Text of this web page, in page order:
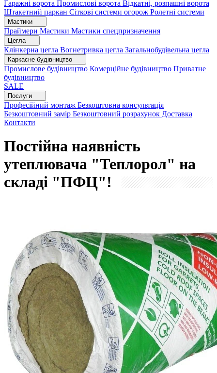
Гаражні ворота Промислові ворота Відкатні, розпашні ворота
Штакетний паркан Сіткові системи огорож Ролетні системи
Мастики
Праймери Мастики Мастики спецпризначення
Цегла
Клінкерна цегла Вогнетривка цегла Загальнобудівельна цегла
Каркасне будівництво
Промислове будівництво Комерційне будівництво Приватне
будівництво
SALE
Послуги
Професійний монтаж Безкоштовна консультація
Безкоштовний замір Безкоштовний розрахунок Доставка
Контакти
Постійна наявність
утеплювача "Теплорол" на
складі "ПФЦ"!